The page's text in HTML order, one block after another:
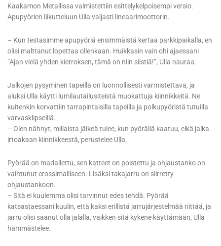
Kaakamon Metallissa valmistettiin esittelykelpoisempi versio.
Apupyörien liikutteluun Ulla valjasti lineaarimoottorin.
– Kun testasimme apupyöriä ensimmäistä kertaa parkkipaikalla, en
olisi malttanut lopettaa ollenkaan. Huikkasin vain ohi ajaessani
”Ajan vielä yhden kierroksen, tämä on niin siistiä!”, Ulla nauraa.
Jalkojen pysyminen tapeilla on luonnollisesti varmistettava, ja
aluksi Ulla käytti lumilautailusiteistä muokattuja kiinnikkeitä. Ne
kuitenkin korvattiin tarrapintaisilla tapeilla ja polkupyöristä tutuilla
varvasklipseillä.
– Olen nähnyt, millaista jälkeä tulee, kun pyörällä kaatuu, eikä jalka
irtoakaan kiinnikkeestä, perustelee Ulla.
Pyörää on madallettu, sen katteet on poistettu ja ohjaustanko on
vaihtunut crossimalliseen. Lisäksi takajarru on siirretty
ohjaustankoon.
– Sitä ei kuulemma olisi tarvinnut edes tehdä. Pyörää
katsastaessani kuulin, että kaksi erillistä jarrujärjestelmää riittää, ja
jarru olisi saanut olla jalalla, vaikken sitä kykene käyttämään, Ulla
hämmästelee.